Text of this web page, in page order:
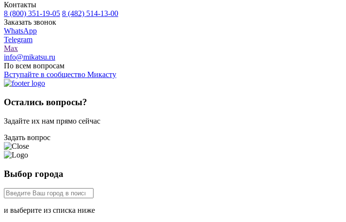
Контакты
8 (800) 351-19-05 8 (482) 514-13-00
Заказать звонок
WhatsApp
Telegram
Max
info@mikatsu.ru
По всем вопросам
Вступайте в сообщество Микасту
Остались вопросы?
Задайте их нам прямо сейчас
Задать вопрос
Выбор города
и выберите из списка ниже